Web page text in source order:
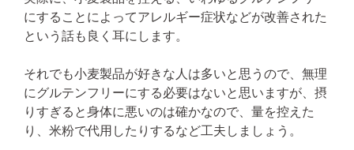
にすることによってアレルギー症状などが改善された
という話も良く耳にします。
それでも小麦製品が好きな人は多いと思うので、無理
にグルテンフリーにする必要はないと思いますが、摂
りすぎると身体に悪いのは確かなので、量を控えた
り、米粉で代用したりするなど工夫しましょう。